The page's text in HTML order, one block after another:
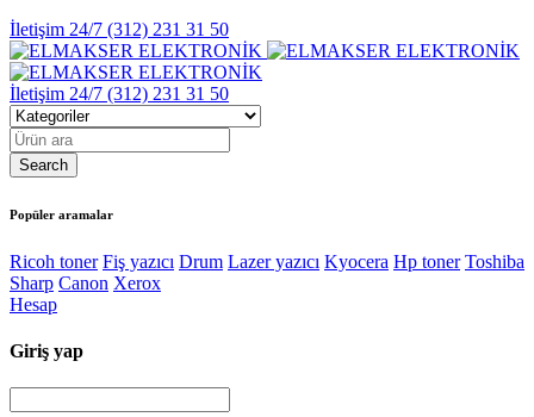
İletişim 24/7 (312) 231 31 50
İletişim 24/7 (312) 231 31 50
Popüler aramalar
Ricoh toner Fiş yazıcı Drum Lazer yazıcı Kyocera Hp toner Toshiba
Sharp Canon Xerox
Hesap
Giriş yap